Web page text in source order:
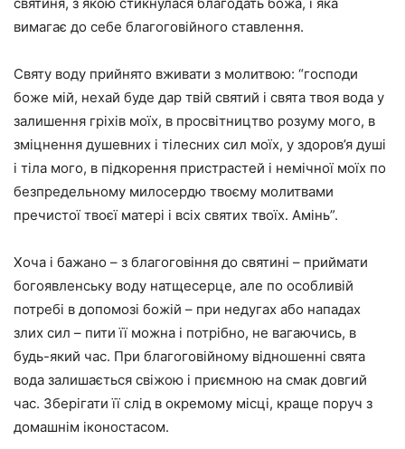
святиня, з якою стикнулася благодать божа, і яка
вимагає до себе благоговійного ставлення.
Святу воду прийнято вживати з молитвою: “господи
боже мій, нехай буде дар твій святий і свята твоя вода у
залишення гріхів моїх, в просвітництво розуму мого, в
зміцнення душевних і тілесних сил моїх, у здоров’я душі
і тіла мого, в підкорення пристрастей і немічної моїх по
безпредельному милосердю твоєму молитвами
пречистої твоєї матері і всіх святих твоїх. Амінь”.
Хоча і бажано – з благоговіння до святині – приймати
богоявленську воду натщесерце, але по особливій
потребі в допомозі божій – при недугах або нападах
злих сил – пити її можна і потрібно, не вагаючись, в
будь-який час. При благоговійному відношенні свята
вода залишається свіжою і приємною на смак довгий
час. Зберігати її слід в окремому місці, краще поруч з
домашнім іконостасом.